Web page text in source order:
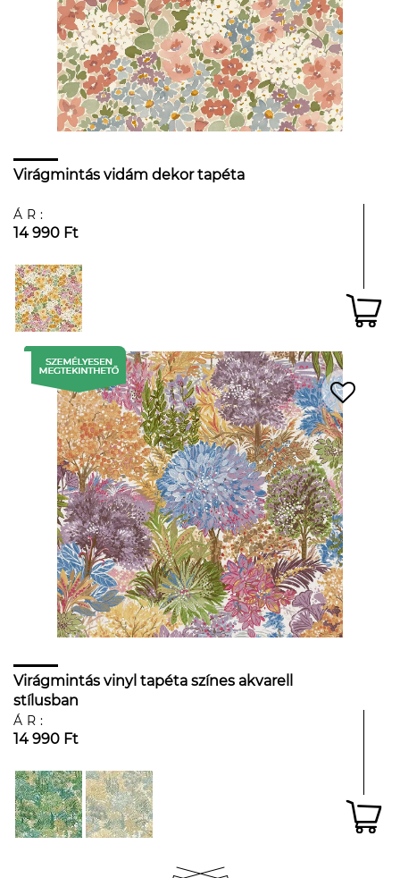
Virágmintás vidám dekor tapéta
ÁR:
14 990 Ft
Virágmintás vinyl tapéta színes akvarell
stílusban
ÁR:
14 990 Ft